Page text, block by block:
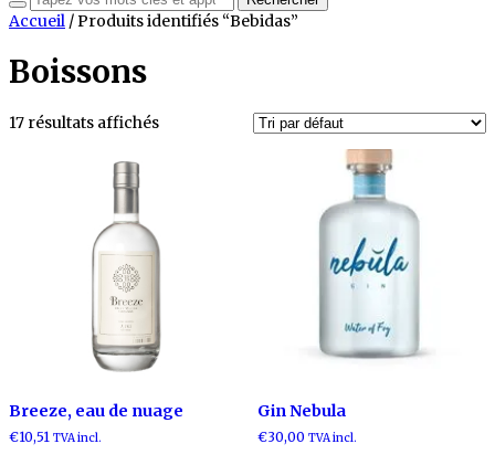
Accueil / Produits identifiés “Bebidas”
Boissons
17 résultats affichés
Breeze, eau de nuage
€10,51 TVA incl.
Gin Nebula
€30,00 TVA incl.